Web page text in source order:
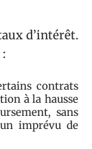
d’intérêt.
contrats
à la hausse
sans
imprévu de